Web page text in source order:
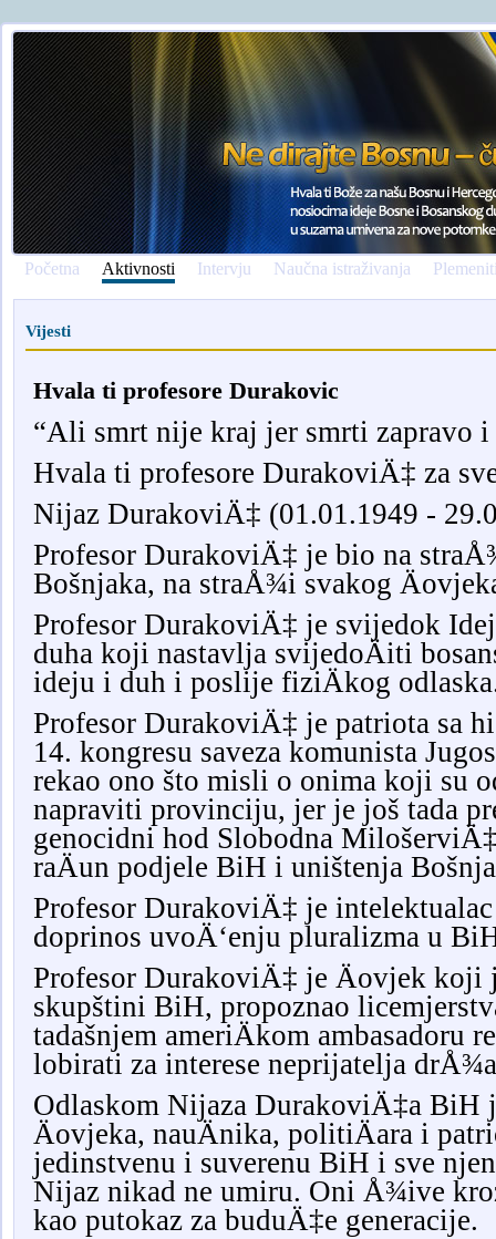
Početna Aktivnosti Intervju Naučna istraživanja
Vijesti
Hvala ti profesore Durakovic
“Ali smrt nije kraj jer smrti zapravo i
Hvala ti profesore DurakoviÄ‡ za
Nijaz DurakoviÄ‡ (01.01.1949 -
Profesor DurakoviÄ‡ je bio na
Bošnjaka, na straÅ¾i svakog
Profesor DurakoviÄ‡ je svijedok
duha koji nastavlja svijedoÄiti
ideju i duh i poslije fiziÄkog
Profesor DurakoviÄ‡ je patriota sa
14. kongresu saveza komunista
rekao ono što misli o onima koji su
napraviti provinciju, jer je još tada
genocidni hod Slobodna
raÄun podjele BiH i uništenja
Profesor DurakoviÄ‡ je
doprinos uvoÄ‘enju pluralizma u
Profesor DurakoviÄ‡ je Äovjek koji
skupštini BiH, propoznao
tadašnjem ameriÄkom ambasadoru
lobirati za interese neprijatelja
Odlaskom Nijaza DurakoviÄ‡a BiH
Äovjeka, nauÄnika, politiÄara i
jedinstvenu i suverenu BiH i sve
Nijaz nikad ne umiru. Oni Å¾ive
kao putokaz za buduÄ‡e generacije.